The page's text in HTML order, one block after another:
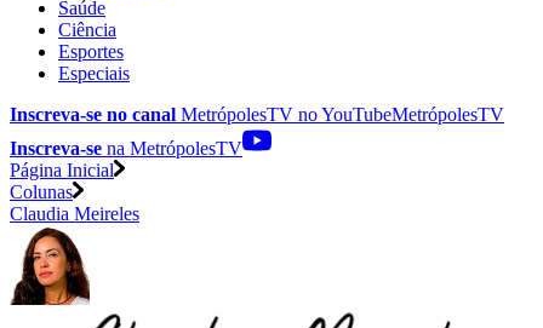
Saúde
Ciência
Esportes
Especiais
Inscreva-se no canal MetrópolesTV noYouTubeMetrópolesTV
Inscreva-se na MetrópolesTV
Página Inicial
Colunas
Claudia Meireles